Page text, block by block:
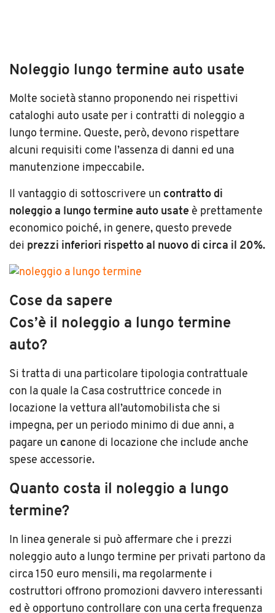
Noleggio lungo termine auto usate
Molte società stanno proponendo nei rispettivi
cataloghi auto usate per i contratti di noleggio a
lungo termine. Queste, però, devono rispettare
alcuni requisiti come l’assenza di danni ed una
manutenzione impeccabile.
Il vantaggio di sottoscrivere un contratto di
noleggio a lungo termine auto usate è prettamente
economico poiché, in genere, questo prevede
dei prezzi inferiori rispetto al nuovo di circa il 20%.
Cose da sapere
Cos’è il noleggio a lungo termine
auto?
Si tratta di una particolare tipologia contrattuale
con la quale la Casa costruttrice concede in
locazione la vettura all’automobilista che si
impegna, per un periodo minimo di due anni, a
pagare un canone di locazione che include anche
spese accessorie.
Quanto costa il noleggio a lungo
termine?
In linea generale si può affermare che i prezzi
noleggio auto a lungo termine per privati partono da
circa 150 euro mensili, ma regolarmente i
costruttori offrono promozioni davvero interessanti
ed è opportuno controllare con una certa frequenza